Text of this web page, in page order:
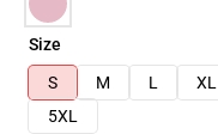
Size
S
M L XL
5XL